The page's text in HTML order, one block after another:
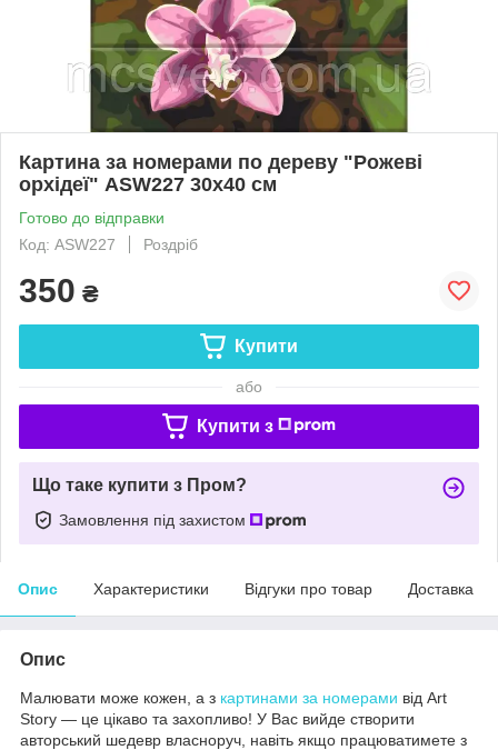
Картина за номерами по дереву "Рожеві
орхідеї" ASW227 30х40 см
Готово до відправки
Код: ASW227
Роздріб
350 ₴
Купити
або
Купити з
Що таке купити з Пром?
Замовлення під захистом
Опис Характеристики Відгуки про товар Доставка
Опис
Малювати може кожен, а з картинами за номерами від Art
Story — це цікаво та захопливо! У Вас вийде створити
авторський шедевр власноруч, навіть якщо працюватимете з